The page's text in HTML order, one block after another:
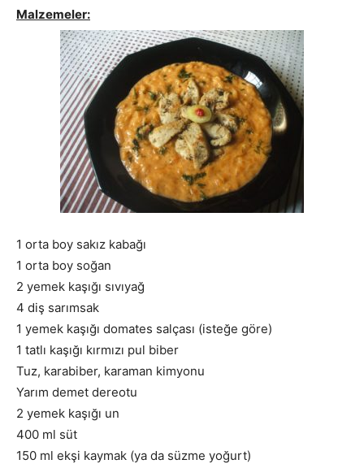
Malzemeler:
1 orta boy sakız kabağı
1 orta boy soğan
2 yemek kaşığı sıvıyağ
4 diş sarımsak
1 yemek kaşığı domates salçası (isteğe göre)
1 tatlı kaşığı kırmızı pul biber
Tuz, karabiber, karaman kimyonu
Yarım demet dereotu
2 yemek kaşığı un
400 ml süt
150 ml ekşi kaymak (ya da süzme yoğurt)